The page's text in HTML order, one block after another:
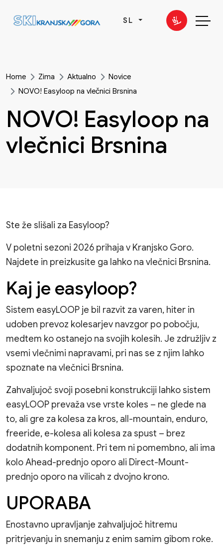
SL
Home Zima Aktualno
Novice
NOVO! Easyloop na vlečnici Brsnina
NOVO! Easyloop na
vlečnici Brsnina
Ste že slišali za Easyloop?
V poletni sezoni 2026 prihaja v Kranjsko Goro.
Najdete in preizkusite ga lahko na vlečnici Brsnina.
Kaj je easyloop?
Sistem easyLOOP je bil razvit za varen, hiter in
udoben prevoz kolesarjev navzgor po pobočju,
medtem ko ostanejo na svojih kolesih. Je združljiv z
vsemi vlečnimi napravami, pri nas se z njim lahko
spoznate na vlečnici Brsnina.
Zahvaljujoč svoji posebni konstrukciji lahko sistem
easyLOOP prevaža vse vrste koles – ne glede na
to, ali gre za kolesa za kros, all-mountain, enduro,
freeride, e-kolesa ali kolesa za spust – brez
dodatnih komponent. Pri tem ni pomembno, ali ima
kolo Ahead-prednjo oporo ali Direct-Mount-
prednjo oporo na vilicah z dvojno krono.
UPORABA
Enostavno upravljanje zahvaljujoč hitremu
pritrjevanju in snemanju z enim samim gibom roke.